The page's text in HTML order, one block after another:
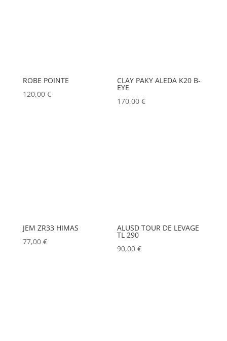
ROBE POINTE
120,00 €
CLAY PAKY ALEDA K20 B-
EYE
170,00€
JEM ZR33 HIMAS
77,00 €
ALUSD TOUR DE LEVAGE
TL 290
90,00€